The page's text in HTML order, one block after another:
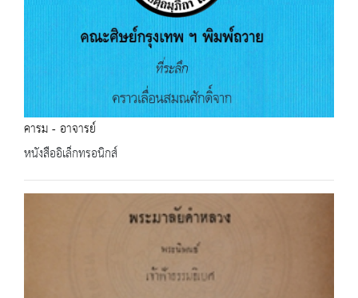
คารม - อาจารย์
หนังสืออิเล็กทรอนิกส์